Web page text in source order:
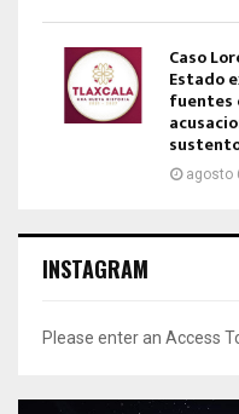
Caso
Estado
fuentes
agosto
INSTAGRAM
Please enter an Access